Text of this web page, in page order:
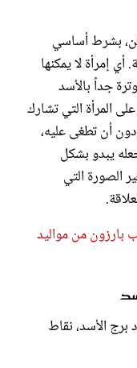
بشرط أساسي
إمرأة لا يمكنها
جداً بالأسد
المرأة التي تشارك
أن تطغى عليه،
يبدو بشكل
الصورة التي
من مواليد
برج الأسد، نقاط